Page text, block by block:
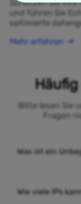
Schützen Sie
und führen Sie
optimierte
Mehr erfahren
Bitte lesen Sie
Fragen
Was ist ein
Wie viele IPs